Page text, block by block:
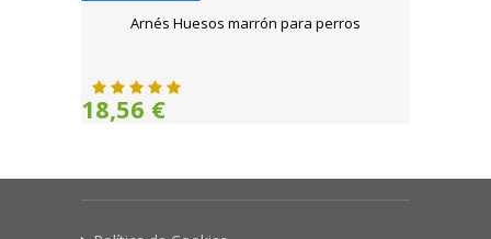
Arnés Huesos marrón para perros
18,56 €